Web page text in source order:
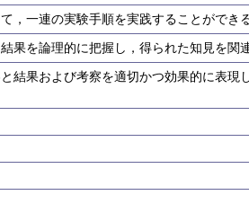
，一連の実験手順を実践することができる
果を論理的に把握し，得られた知見を関
結果および考察を適切かつ効果的に表現